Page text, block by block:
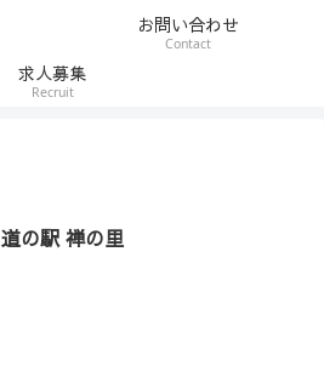
お問い合わせ
Contact
求人募集
Recruit
道の駅 禅の里